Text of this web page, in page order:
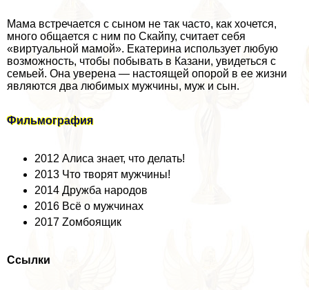
Мама встречается с сыном не так часто, как хочется,
много общается с ним по Скайпу, считает себя
«виртуальной мамой». Екатерина использует любую
возможность, чтобы побывать в Казани, увидеться с
семьей. Она уверена — настоящей опорой в ее жизни
являются два любимых мужчины, муж и сын.
Фильмография
2012 Алиса знает, что делать!
2013 Что творят мужчины!
2014 Дружба народов
2016 Всё о мужчинах
2017 Zомбоящик
Ссылки